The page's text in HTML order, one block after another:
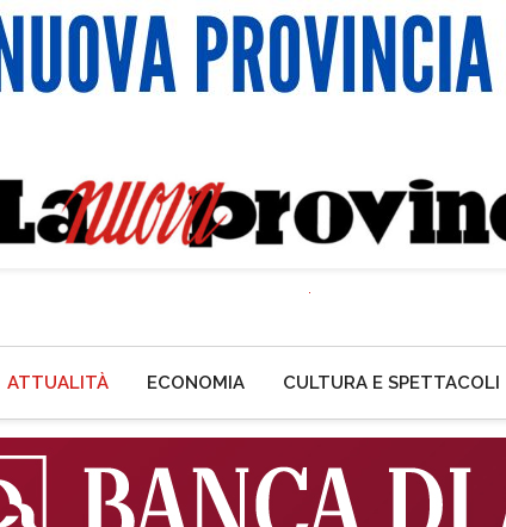
ATTUALITÀ ECONOMIA CULTURA E SPETTACOLI